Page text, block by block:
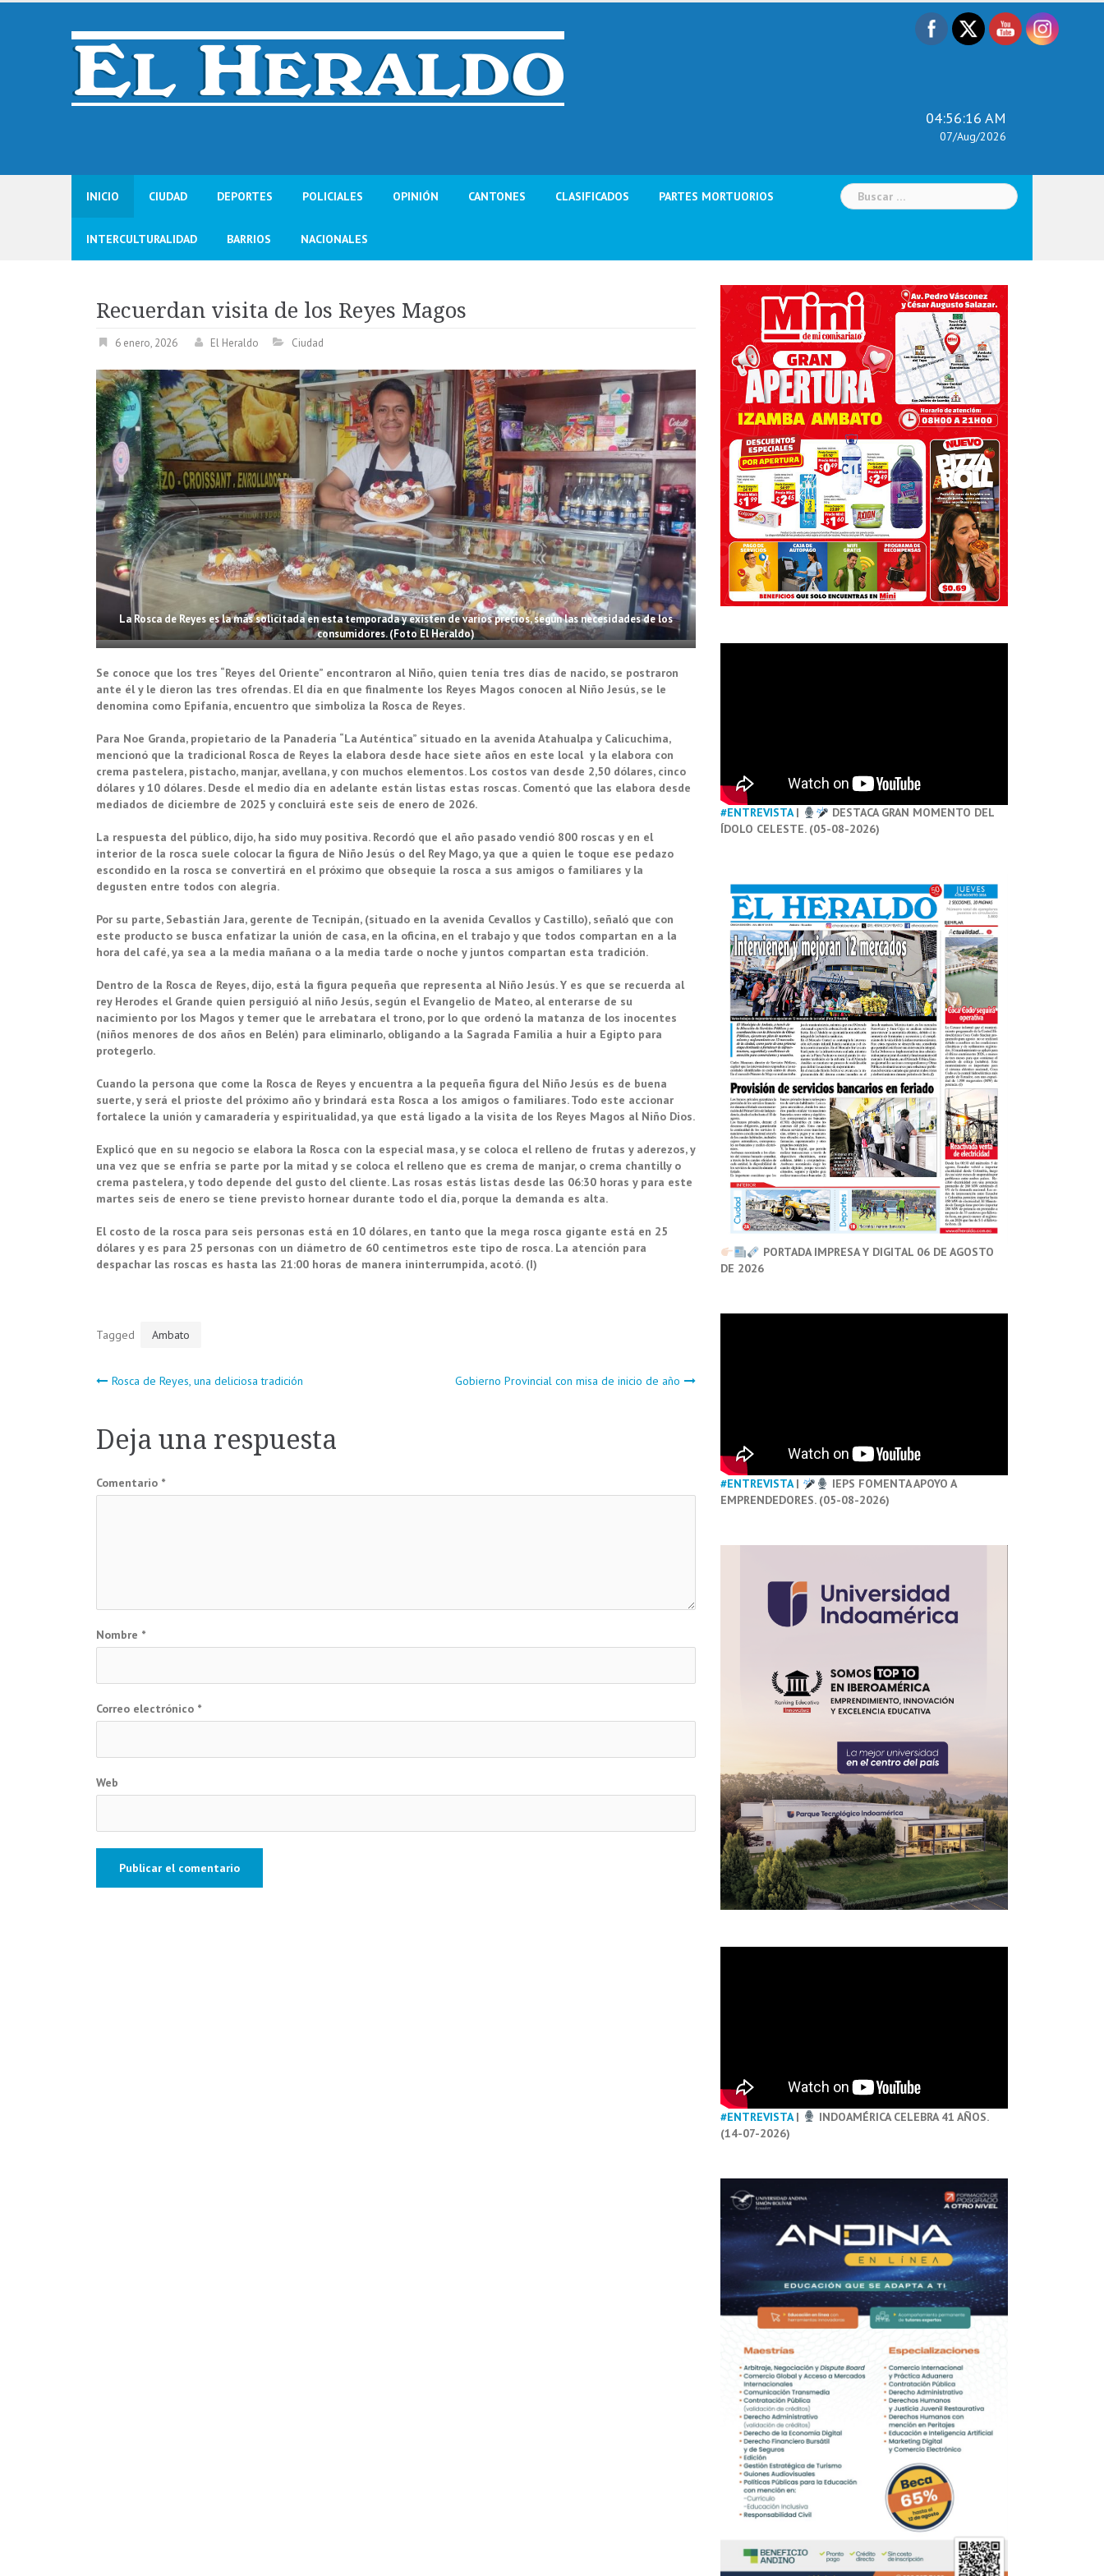
Skip
04:56:17 AM
07/Aug/2026
INICIO CIUDAD DEPORTES POLICIALES OPINIÓN CANTONES CLASIFICADOS PARTES MORTUORIOS
INTERCULTURALIDAD BARRIOS NACIONALES
Buscar:
Recuerdan visita de los Reyes Magos
6 enero, 2026 El Heraldo Ciudad
La Rosca de Reyes es la más solicitada en esta temporada y existen de varios precios, según las necesidades de los
consumidores. (Foto El Heraldo)
Se conoce que los tres “Reyes del Oriente” encontraron al Niño, quien tenía tres días de nacido, se postraron
ante él y le dieron las tres ofrendas. El día en que finalmente los Reyes Magos conocen al Niño Jesús, se le
denomina como Epifanía, encuentro que simboliza la Rosca de Reyes.
Para Noe Granda, propietario de la Panadería “La Auténtica” situado en la avenida Atahualpa y Calicuchima,
mencionó que la tradicional Rosca de Reyes la elabora desde hace siete años en este local y la elabora con
crema pastelera, pistacho, manjar, avellana, y con muchos elementos. Los costos van desde 2,50 dólares, cinco
dólares y 10 dólares. Desde el medio día en adelante están listas estas roscas. Comentó que las elabora desde
mediados de diciembre de 2025 y concluirá este seis de enero de 2026.
La respuesta del público, dijo, ha sido muy positiva. Recordó que el año pasado vendió 800 roscas y en el
interior de la rosca suele colocar la figura de Niño Jesús o del Rey Mago, ya que a quien le toque ese pedazo
escondido en la rosca se convertirá en el próximo que obsequie la rosca a sus amigos o familiares y la
degusten entre todos con alegría.
Por su parte, Sebastián Jara, gerente de Tecnipán, (situado en la avenida Cevallos y Castillo), señaló que con
este producto se busca enfatizar la unión de casa, en la oficina, en el trabajo y que todos compartan en a la
hora del café, ya sea a la media mañana o a la media tarde o noche y juntos compartan esta tradición.
Dentro de la Rosca de Reyes, dijo, está la figura pequeña que representa al Niño Jesús. Y es que se recuerda al
rey Herodes el Grande quien persiguió al niño Jesús, según el Evangelio de Mateo, al enterarse de su
nacimiento por los Magos y temer que le arrebatara el trono, por lo que ordenó la matanza de los inocentes
(niños menores de dos años en Belén) para eliminarlo, obligando a la Sagrada Familia a huir a Egipto para
protegerlo.
Cuando la persona que come la Rosca de Reyes y encuentra a la pequeña figura del Niño Jesús es de buena
suerte, y será el prioste del próximo año y brindará esta Rosca a los amigos o familiares. Todo este accionar
fortalece la unión y camaradería y espiritualidad, ya que está ligado a la visita de los Reyes Magos al Niño Dios.
Explicó que en su negocio se elabora la Rosca con la especial masa, y se coloca el relleno de frutas y aderezos, y
una vez que se enfría se parte por la mitad y se coloca el relleno que es crema de manjar, o crema chantilly o
crema pastelera, y todo depende del gusto del cliente. Las rosas estás listas desde las 06:30 horas y para este
martes seis de enero se tiene previsto hornear durante todo el día, porque la demanda es alta.
El costo de la rosca para seis personas está en 10 dólares, en tanto que la mega rosca gigante está en 25
dólares y es para 25 personas con un diámetro de 60 centímetros este tipo de rosca. La atención para
despachar las roscas es hasta las 21:00 horas de manera ininterrumpida, acotó. (I)
Tagged Ambato
Navegación
de
entradas
Rosca de Reyes, una deliciosa tradición Gobierno Provincial con misa de inicio de año
Deja una respuesta
Comentario *
Nombre *
Correo electrónico *
Web
#ENTREVISTA|
DESTACA GRAN MOMENTO DEL
ÍDOLO CELESTE. (05-08-2026)
PORTADA IMPRESA Y DIGITAL 06 DE AGOSTO
DE 2026
#ENTREVISTA|
IEPS FOMENTA APOYO A
EMPRENDEDORES. (05-08-2026)
#ENTREVISTA|
INDOAMÉRICA CELEBRA 41 AÑOS.
(14-07-2026)